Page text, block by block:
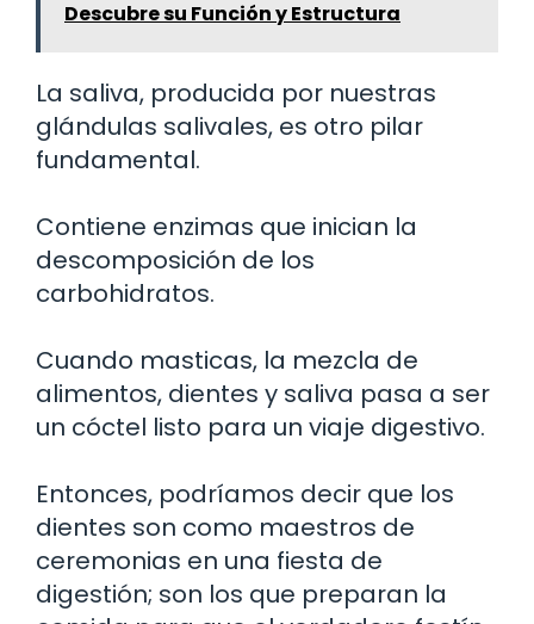
Descubre su Función y Estructura
La saliva, producida por nuestras
glándulas salivales, es otro pilar
fundamental.
Contiene enzimas que inician la
descomposición de los
carbohidratos.
Cuando masticas, la mezcla de
alimentos, dientes y saliva pasa a ser
un cóctel listo para un viaje digestivo.
Entonces, podríamos decir que los
dientes son como maestros de
ceremonias en una fiesta de
digestión; son los que preparan la